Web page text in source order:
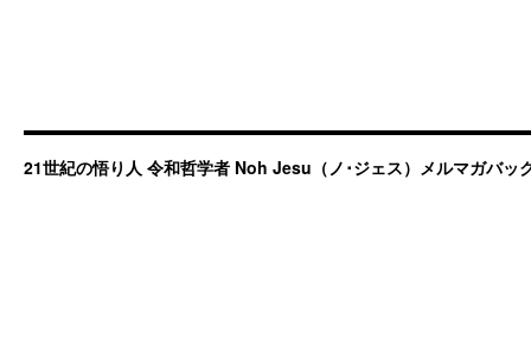
21世紀の悟り人 令和哲学者 Noh Jesu（ノ･ジェス）メルマガバッ